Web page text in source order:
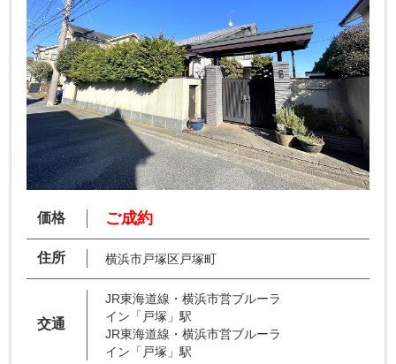
価格 ご成約
住所 横浜市戸塚区戸塚町
交通
JR東海道線・横浜市営ブルーラ
イン「戸塚」駅
JR東海道線・横浜市営ブルーラ
イン「戸塚」駅